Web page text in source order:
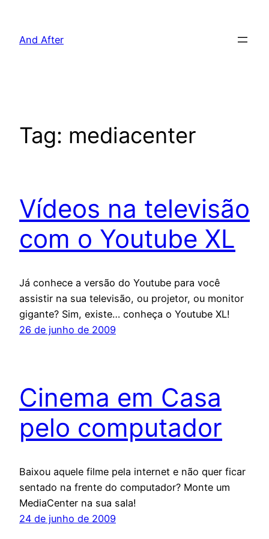
And After
Tag: mediacenter
Vídeos na televisão
com o Youtube XL
Já conhece a versão do Youtube para você
assistir na sua televisão, ou projetor, ou monitor
gigante? Sim, existe… conheça o Youtube XL!
26 de junho de 2009
Cinema em Casa
pelo computador
Baixou aquele filme pela internet e não quer ficar
sentado na frente do computador? Monte um
MediaCenter na sua sala!
24 de junho de 2009